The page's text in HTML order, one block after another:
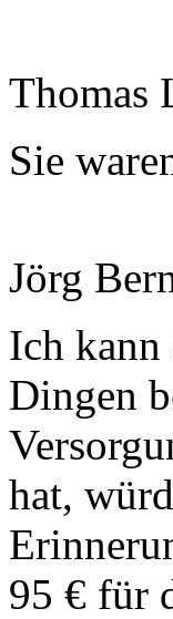
Sie
Jörg
Ich kann
Dingen
hat,
95 € für